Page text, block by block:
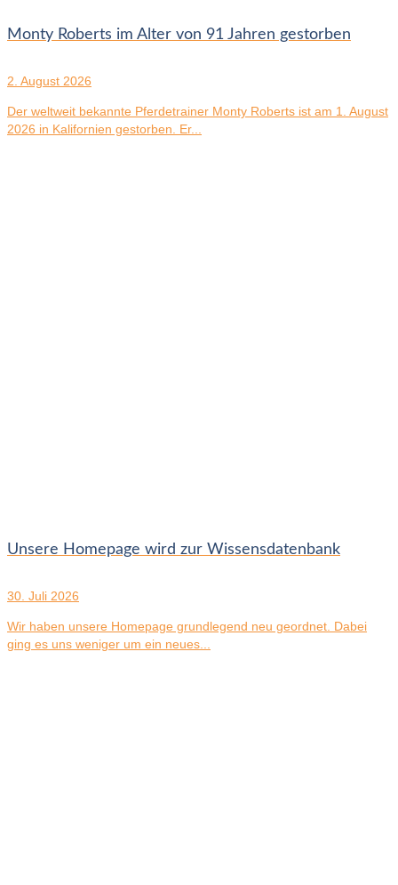
Monty Roberts im Alter von 91 Jahren gestorben
2. August 2026
Der weltweit bekannte Pferdetrainer Monty Roberts ist am 1. August
2026 in Kalifornien gestorben. Er...
Unsere Homepage wird zur Wissensdatenbank
30. Juli 2026
Wir haben unsere Homepage grundlegend neu geordnet. Dabei
ging es uns weniger um ein neues...